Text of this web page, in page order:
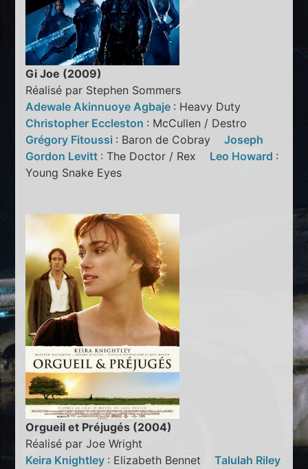
Gi Joe (2009)
Réalisé par Stephen Sommers
Adewale Akinnuoye Agbaje : Heavy Duty
Christopher Eccleston : McCullen / Destro
Grégory Fitoussi : Baron de CobrayJoseph
Gordon Levitt : The Doctor / Rex Leo Howard :
Young Snake Eyes
Orgueil et Préjugés (2004)
Réalisé par Joe Wright
Keira Knightley : Elizabeth BennetTalulah Riley